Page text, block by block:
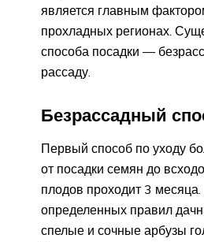
является главным
прохладных регионах.
способа посадки —
рассаду.
Безрассадный
Первый способ по уходу
от посадки семян до
плодов проходит 3
определенных правил
спелые и сочные арбузы